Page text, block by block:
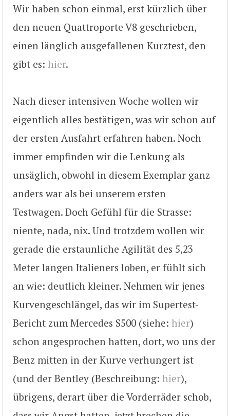
Wir haben schon einmal, erst kürzlich über
den neuen Quattroporte V8 geschrieben,
einen länglich ausgefallenen Kurztest, den
gibt es: hier.
Nach dieser intensiven Woche wollen wir
eigentlich alles bestätigen, was wir schon auf
der ersten Ausfahrt erfahren haben. Noch
immer empfinden wir die Lenkung als
unsäglich, obwohl in diesem Exemplar ganz
anders war als bei unserem ersten
Testwagen. Doch Gefühl für die Strasse:
niente, nada, nix. Und trotzdem wollen wir
gerade die erstaunliche Agilität des 5,23
Meter langen Italieners loben, er fühlt sich
an wie: deutlich kleiner. Nehmen wir jenes
Kurvengeschlängel, das wir im Supertest-
Bericht zum Mercedes S500 (siehe: hier)
schon angesprochen hatten, dort, wo uns der
Benz mitten in der Kurve verhungert ist
(und der Bentley (Beschreibung: hier),
übrigens, derart über die Vorderräder schob,